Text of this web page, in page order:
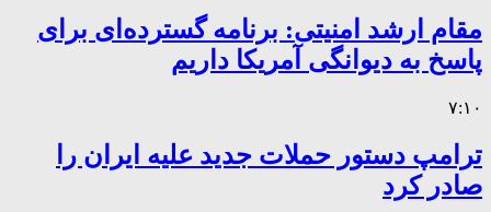
مقام ارشد امنیتی: برنامه گسترده‌ای برای
پاسخ به دیوانگی آمریکا داریم
۷:۱۰
ترامپ دستور حملات جدید علیه ایران را
صادر کرد